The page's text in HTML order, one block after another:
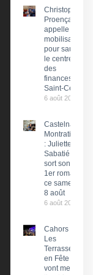
Christophe
Proença
appelle à la
mobilisation
pour sauver
le centre
des
finances de
Saint-Céré
6 août 2026
Castelnau-
Montratier
: Juliette
Sabatié
sort son
1er roman
ce samedi
8 août
6 août 2026
Cahors :
Les
Terrasses
en Fête
vont mettre